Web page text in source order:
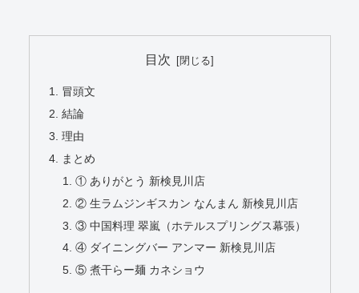
目次
冒頭文
結論
理由
まとめ
① ありがとう 新検見川店
② 生ラムジンギスカン なんまん 新検見川店
③ 中国料理 翠嵐（ホテルスプリングス幕張）
④ ダイニングバー アンマー 新検見川店
⑤ 煮干らー麺 カネショウ